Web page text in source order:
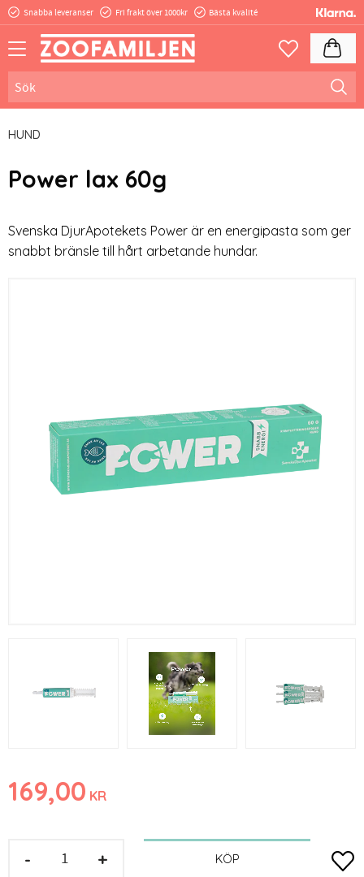
Snabba leveranser Fri frakt över 1000kr Bästa kvalité
Favoriter
HUND
Power lax 60g
Svenska DjurApotekets Power är en energipasta som ger
snabbt bränsle till hårt arbetande hundar.
169,00 KR
+
- KÖP